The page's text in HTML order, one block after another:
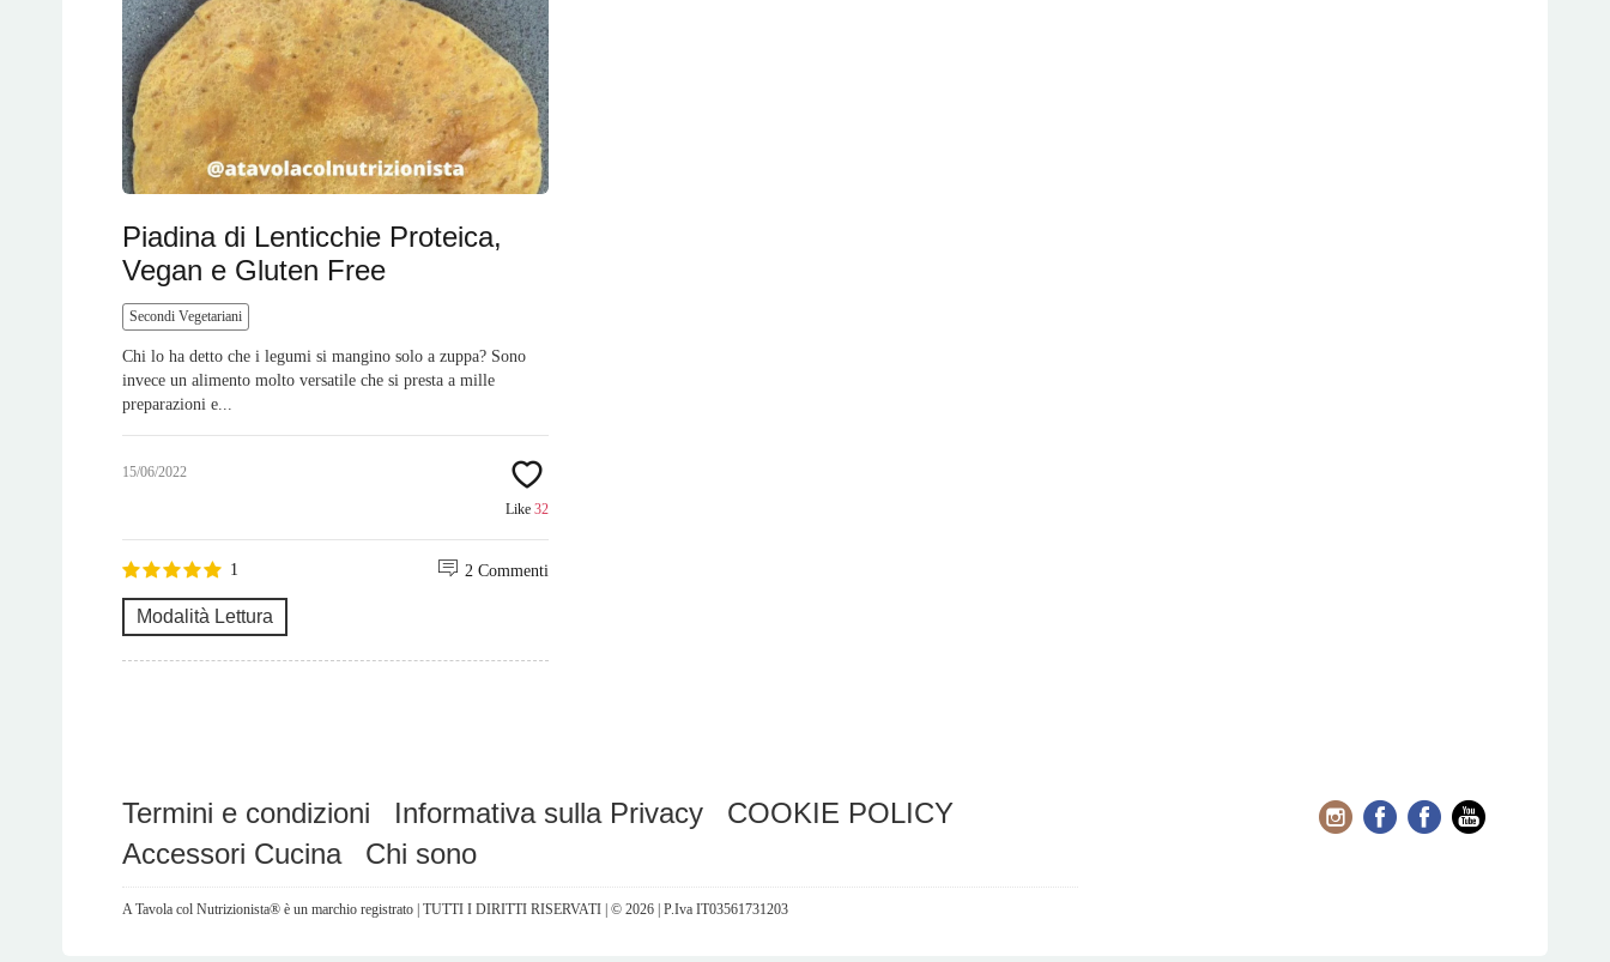
Piadina di Lenticchie Proteica,
Vegan e Gluten Free
Secondi Vegetariani
Chi lo ha detto che i legumi si mangino solo a zuppa? Sono
invece un alimento molto versatile che si presta a mille
preparazioni e...
15/06/2022
Like 32
1
Modalità Lettura
2 Commenti
Termini e condizioni Informativa sulla Privacy
COOKIE POLICY
Accessori Cucina
Chi sono
A Tavola col Nutrizionista® è un marchio registrato | TUTTI I DIRITTI RISERVATI | © 2026 | P.Iva IT03561731203